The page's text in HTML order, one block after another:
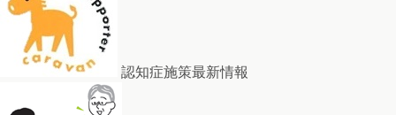
認知症施策最新情報